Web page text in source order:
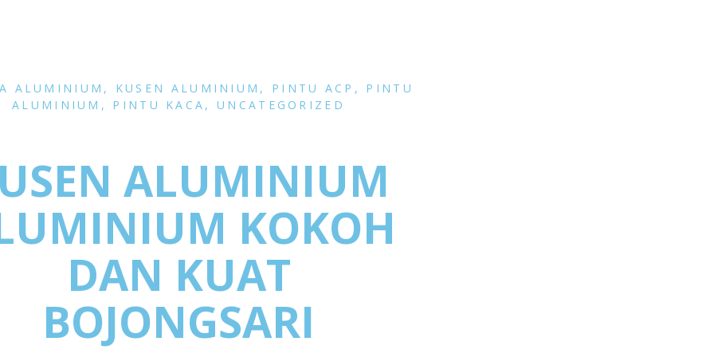
ALUMINIUM , KUSEN ALUMINIUM , PINTU ACP , PINTU
ALUMINIUM , PINTU KACA ,UNCATEGORIZED
ALUMINIUM
KOKOH
DAN KUAT
BOJONGSARI